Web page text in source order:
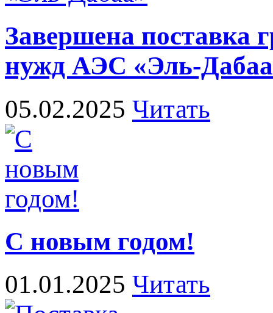
Завершена поставка
нужд АЭС «Эль-
05.02.2025 Читать
С новым годом!
01.01.2025 Читать